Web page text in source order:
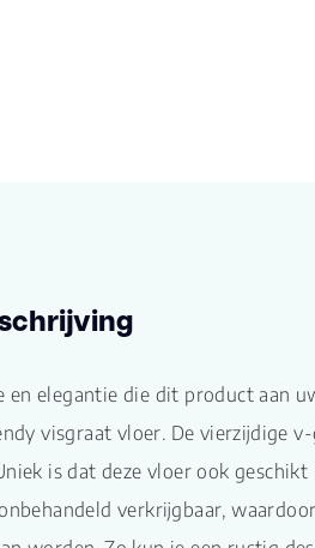
en elegantie die dit product aan
visgraat vloer. De vierzijdige
is dat deze vloer ook
verkrijgbaar,